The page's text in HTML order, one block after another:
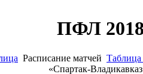
ПФЛ
Расписание матчей Таблица
«Спартак-